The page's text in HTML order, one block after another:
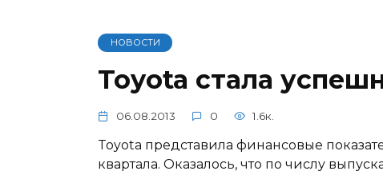
НОВОСТИ
Toyota стала
06.08.2013 0 1.6к.
Toyota представила финансовые
квартала. Оказалось, что по числу